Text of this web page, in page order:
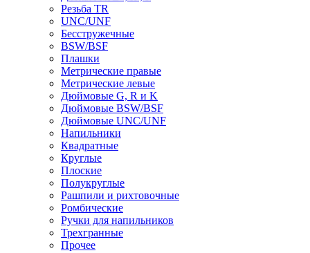
Резьба TR
UNC/UNF
Бесстружечные
BSW/BSF
Плашки
Метрические правые
Метрические левые
Дюймовые G, R и K
Дюймовые BSW/BSF
Дюймовые UNC/UNF
Напильники
Квадратные
Круглые
Плоские
Полукруглые
Рашпили и рихтовочные
Ромбические
Ручки для напильников
Трехгранные
Прочее